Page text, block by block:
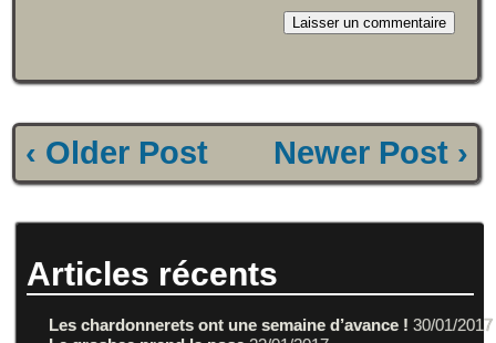
‹ Older Post Newer Post ›
Articles récents
Les chardonnerets ont une semaine d’avance ! 30/01/2017